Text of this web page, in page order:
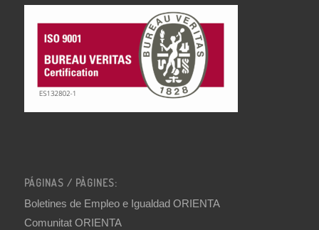
PÁGINAS / PÀGINES:
Boletines de Empleo e Igualdad ORIENTA
Comunitat ORIENTA